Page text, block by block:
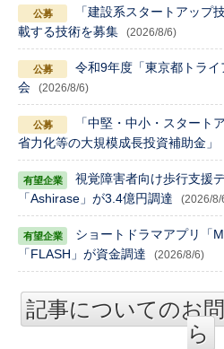
「建設系スタートアップ
載する技術を募集
(2026/8/6)
令和9年度「東京都トラ
会
(2026/8/6)
「中堅・中小・スタート
省力化等の大規模成長投資補助金」
視覚障害者向け歩行支援
「Ashirase」が3.4億円調達
(2026/8/
ショートドラマアプリ「
「FLASH」が資金調達
(2026/8/6)
記事についてのお
ら